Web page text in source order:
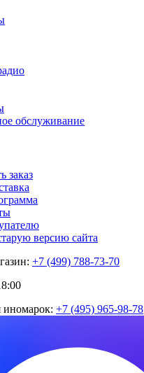
обслуживание
заказ
версию сайта
+7 (499) 788-73-70
иномарок: +7 (495) 965-98-78